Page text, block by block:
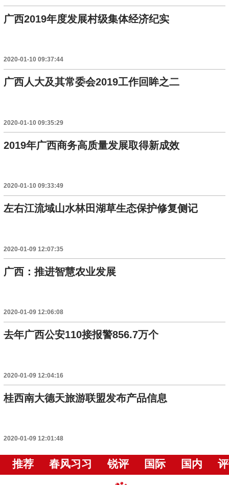
广西2019年度发展村级集体经济纪实
2020-01-10 09:37:44
广西人大及其常委会2019工作回眸之二
2020-01-10 09:35:29
2019年广西商务高质量发展取得新成效
2020-01-10 09:33:49
左右江流域山水林田湖草生态保护修复侧记
2020-01-09 12:07:35
广西：推进智慧农业发展
2020-01-09 12:06:08
去年广西公安110接报警856.7万个
2020-01-09 12:04:16
桂西南大德天旅游联盟发布产品信息
2020-01-09 12:01:48
推荐 春风习习 锐评 国际 国内